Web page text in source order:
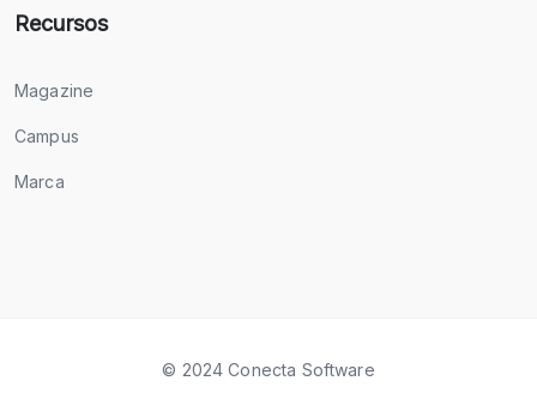
Recursos
Magazine
Campus
Marca
© 2024 Conecta Software